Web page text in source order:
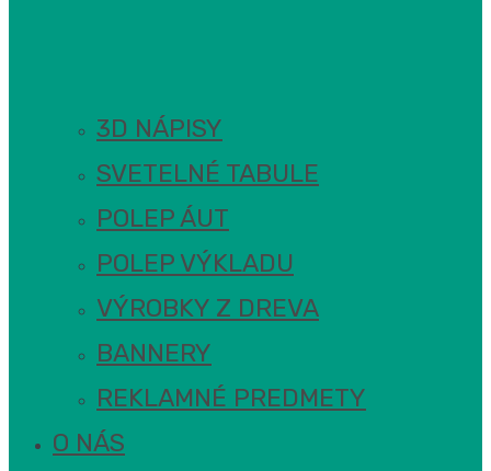
3D NÁPISY
SVETELNÉ TABULE
POLEP ÁUT
POLEP VÝKLADU
VÝROBKY Z DREVA
BANNERY
REKLAMNÉ PREDMETY
O NÁS